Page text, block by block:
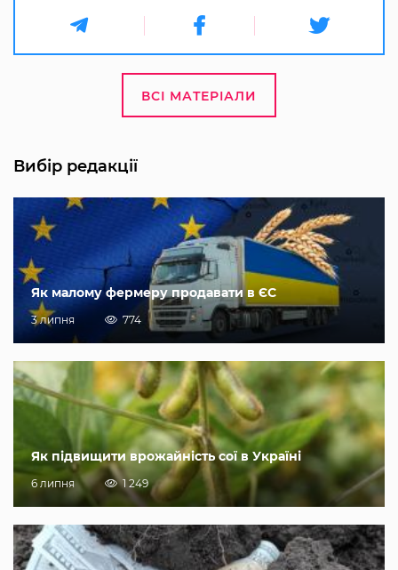
ВСІ МАТЕРІАЛИ
Вибір редакції
Як малому фермеру продавати в ЄС
3 липня 774
Як підвищити врожайність сої в Україні
6 липня 1 249